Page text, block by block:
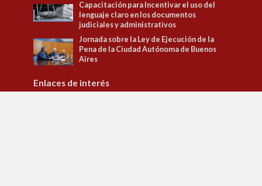
Capacitación para Incentivar el uso del
lenguaje claro en los documentos
judiciales y administrativos
Jornada sobre la Ley de Ejecución de la
Pena de la Ciudad Autónoma de Buenos
Aires
Enlaces de interés